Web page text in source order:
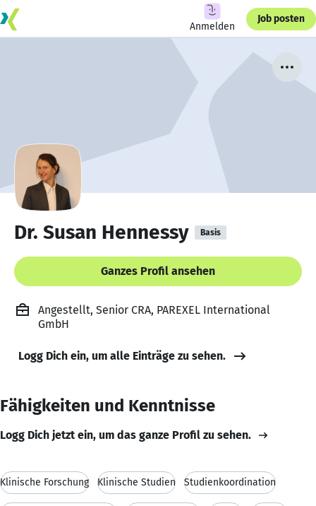
Anmelden
Job posten
Dr. Susan Hennessy Basis
Ganzes Profil ansehen
Angestellt, Senior CRA, PAREXEL International
GmbH
Logg Dich ein, um alle Einträge zu sehen.
Fähigkeiten und Kenntnisse
Logg Dich jetzt ein, um das ganze Profil zu sehen.
Klinische Forschung Klinische Studien Studienkoordination